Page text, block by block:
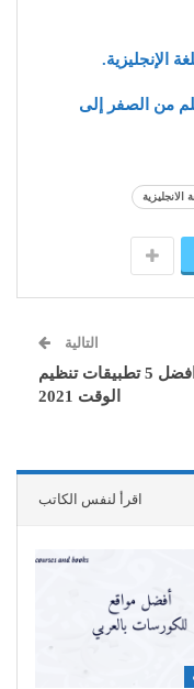
من الصفر إلى
الانجليزية
التالية
افضل 5 تطبيقات تنظيم
الوقت 2021
اقرأ لنفس الكاتب